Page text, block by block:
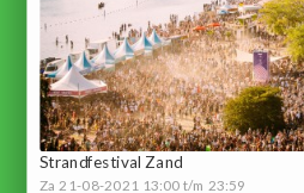
Strandfestival Zand
Za 21-08-2021 13:00 t/m 23:59